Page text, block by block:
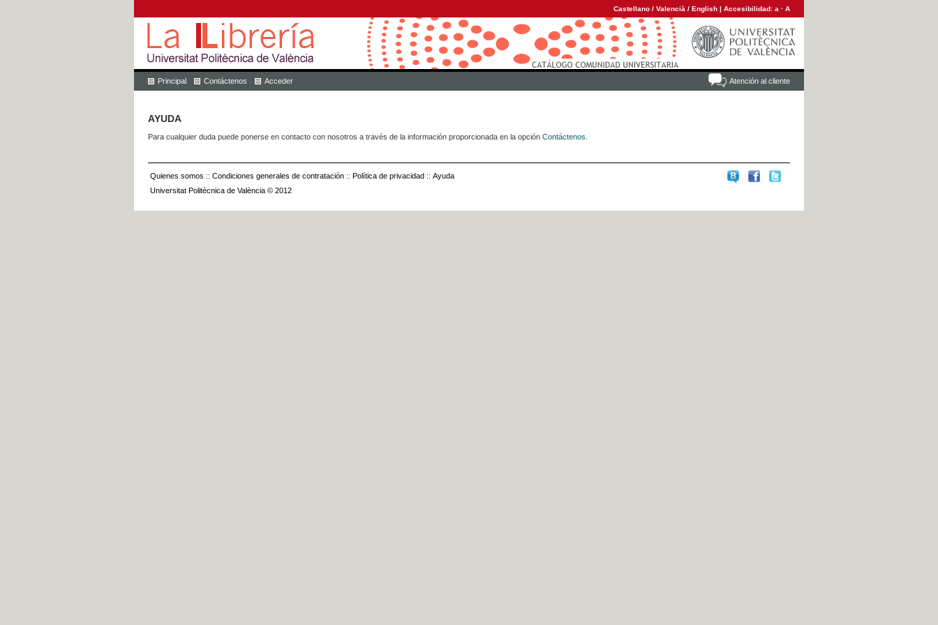
Castellano / Valencià / English | Accesibilidad: a · A
Atención al cliente
Principal Contáctenos Acceder
AYUDA
Para cualquier duda puede ponerse en contacto con nosotros a través de la información proporcionada en la opción Contáctenos
Quienes somos :: Condiciones generales de contratación :: Política de privacidad :: Ayuda
Universitat Politècnica de València © 2012